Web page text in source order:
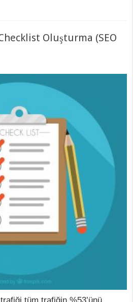
Oluşturma (SEO